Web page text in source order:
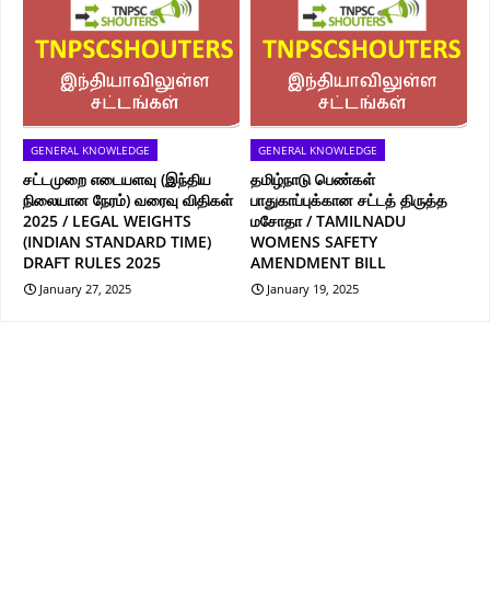
GENERAL KNOWLEDGE
சட்டமுறை எடையளவு (இந்திய
நிலையான நேரம்) வரைவு விதிகள்
2025 / LEGAL WEIGHTS
(INDIAN STANDARD TIME)
DRAFT RULES 2025
January 27, 2025
GENERAL KNOWLEDGE
தமிழ்நாடு பெண்கள்
பாதுகாப்புக்கான சட்டத் திருத்த
மசோதா / TAMILNADU
WOMENS SAFETY
AMENDMENT BILL
January 19, 2025